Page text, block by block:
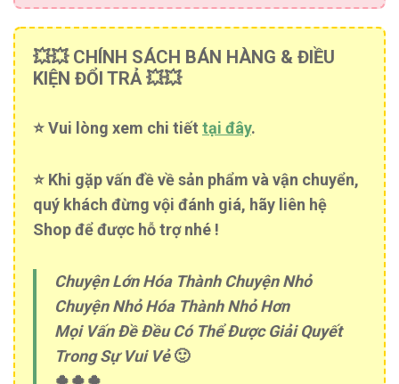
💥💥 CHÍNH SÁCH BÁN HÀNG & ĐIỀU
KIỆN ĐỔI TRẢ 💥💥
⭐️ Vui lòng xem chi tiết tại đây.
⭐️ Khi gặp vấn đề về sản phẩm và vận chuyển,
quý khách đừng vội đánh giá, hãy liên hệ
Shop để được hỗ trợ nhé !
Chuyện Lớn Hóa Thành Chuyện Nhỏ
Chuyện Nhỏ Hóa Thành Nhỏ Hơn
Mọi Vấn Đề Đều Có Thể Được Giải Quyết
Trong Sự Vui Vẻ🙂